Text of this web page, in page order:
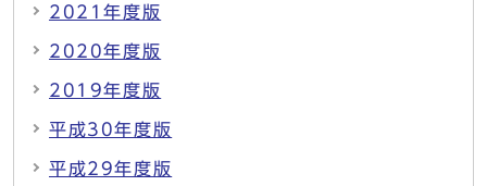
2021年度版
2020年度版
2019年度版
平成30年度版
平成29年度版